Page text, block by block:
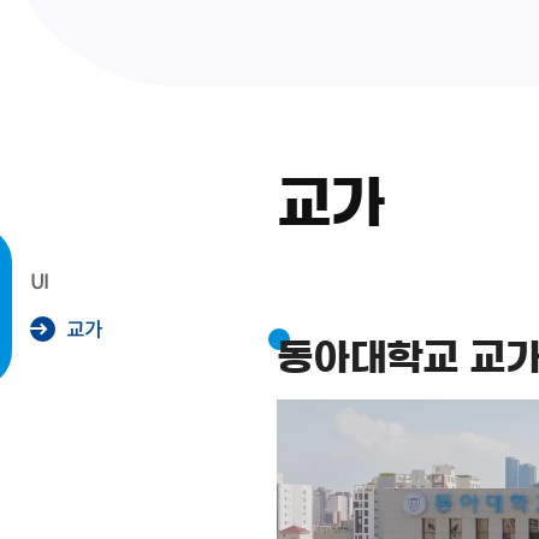
UI
교가
교가
동아대학교 교